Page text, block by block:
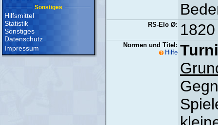
Sonstiges
Hilfsmittel
Statistik
Sonstiges
Datenschutz
Impressum
RS-Elo Ø:
Normen und Titel:
Hilfe